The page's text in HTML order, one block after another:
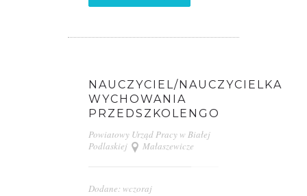
NAUCZYCIEL/NAUCZYCIELKA
WYCHOWANIA
PRZEDSZKOLENGO
Powiatowy Urząd Pracy w Białej
Podlaskiej
Małaszewicze
Dodane: wczoraj